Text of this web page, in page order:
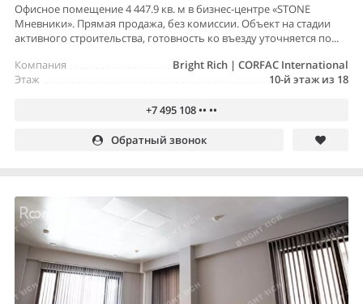
Офисное помещение 4 447.9 кв. м в бизнес-центре «STONE
Мневники». Прямая продажа, без комиссии. Объект на стадии
активного строительства, готовность ко въезду уточняется по...
Bright Rich | CORFAC International
Компания
10-й этаж из 18
Этаж
+7 495 108 •• ••
Обратный звонок